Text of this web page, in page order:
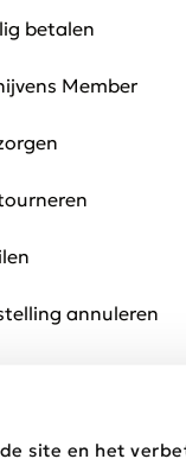
site en het
betalen
Member
annuleren